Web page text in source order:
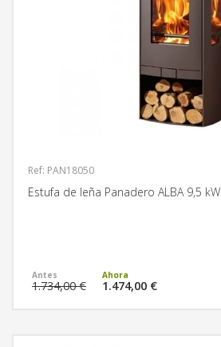
Ref: PAN18050
Estufa de leña Panadero ALBA 9,5 kW
1.734,00 € 1.474,00 €